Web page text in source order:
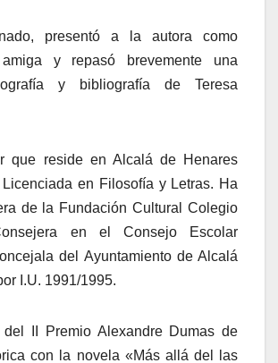
presentó a la autora como
y repasó brevemente una
y bibliografía de Teresa
que reside en Alcalá de Henares
en Filosofía y Letras. Ha
de la Fundación Cultural Colegio
en el Consejo Escolar
del Ayuntamiento de Alcalá
I.U. 1991/1995.
del II Premio Alexandre Dumas de
con la novela «Más allá del las